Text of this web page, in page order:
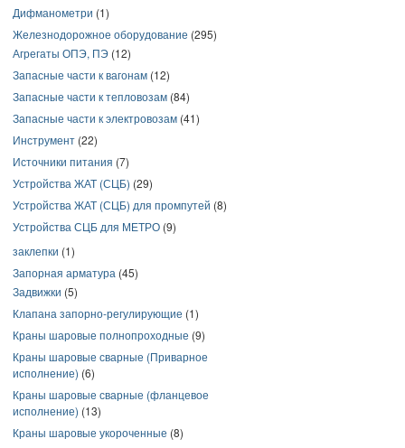
Дифманометри (1)
Железнодорожное оборудование (295)
Агрегаты ОПЭ, ПЭ (12)
Запасные части к вагонам (12)
Запасные части к тепловозам (84)
Запасные части к электровозам (41)
Инструмент (22)
Источники питания (7)
Устройства ЖАТ (СЦБ) (29)
Устройства ЖАТ (СЦБ) для промпутей (8)
Устройства СЦБ для МЕТРО (9)
заклепки (1)
Запорная арматура (45)
Задвижки (5)
Клапана запорно-регулирующие (1)
Краны шаровые полнопроходные (9)
Краны шаровые сварные (Приварное
исполнение) (6)
Краны шаровые сварные (фланцевое
исполнение) (13)
Краны шаровые укороченные (8)